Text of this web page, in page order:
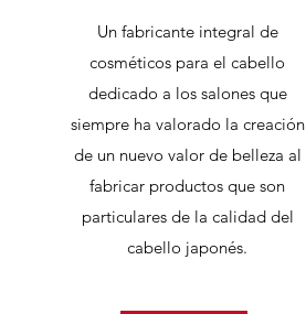
Un fabricante integral de
cosméticos para el cabello
dedicado a los salones que
siempre ha valorado la creación
de un nuevo valor de belleza al
fabricar productos que son
particulares de la calidad del
cabello japonés.